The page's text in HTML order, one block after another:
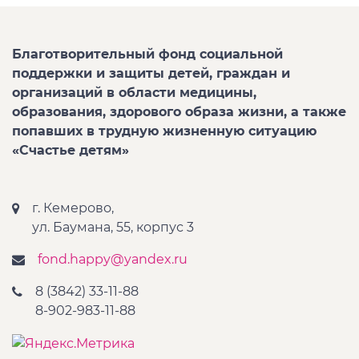
Благотворительный фонд социальной
поддержки и защиты детей, граждан и
организаций в области медицины,
образования, здорового образа жизни, а также
попавших в трудную жизненную ситуацию
«Счастье детям»
г. Кемерово,
ул. Баумана, 55, корпус 3
fond.happy@yandex.ru
8 (3842) 33-11-88
8-902-983-11-88